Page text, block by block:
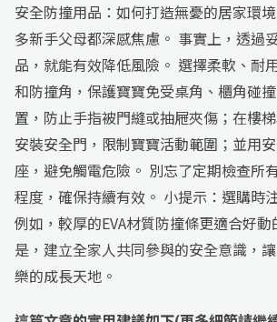
安全防撞用品：如何打造無憂的居家環
多新手父母都深感焦慮。 事實上，透過
品，就能有效降低風險。 選擇柔軟、耐
和防撞角，保護寶寶免受桌角、櫃角碰
置，防止手指被門縫或抽屜夾傷；在樓
安裝安全門，限制寶寶活動範圍；並用
座，避免觸電危險。 別忘了定期檢查所
程度，確保持續有效。 小提示：選購時
例如，較厚的EVA材質防撞條更適合好
是，建立全家人共同參與的安全意識，
樂的成長天地。